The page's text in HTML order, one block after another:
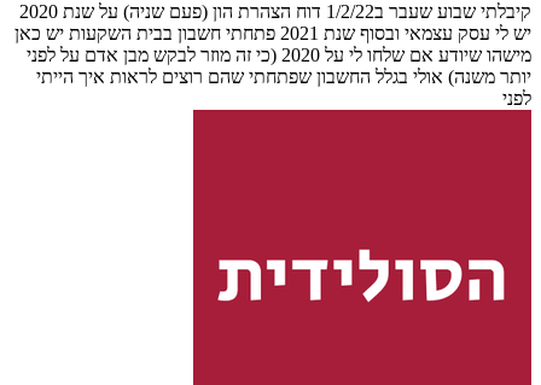
קיבלתי שבוע שעבר ב1/2/22 דוח הצהרת הון (פעם שניה) על שנת 2020
יש לי עסק עצמאי ובסוף שנת 2021 פתחתי חשבון בבית השקעות יש כאן
מישהו שיודע אם שלחו לי על 2020 (כי זה מוזר לבקש מבן אדם על לפני
יותר משנה) אולי בגלל החשבון שפתחתי שהם רוצים לראות איך הייתי
לפני